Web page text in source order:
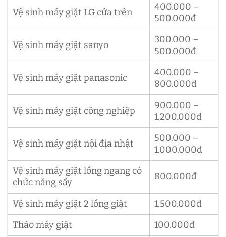
Vệ sinh máy giặt LG cửa trên
400.000 –
500.000đ
Vệ sinh máy giặt sanyo
300.000 –
500.000đ
Vệ sinh máy giặt panasonic
400.000 –
800.000đ
Vệ sinh máy giặt công nghiệp
900.000 –
1.200.000đ
Vệ sinh máy giặt nội địa nhật
500.000 –
1.000.000đ
Vệ sinh máy giặt lồng ngang có
chức năng sấy
800.000đ
Vệ sinh máy giặt 2 lồng giặt
1.500.000đ
Tháo máy giặt
100.000đ